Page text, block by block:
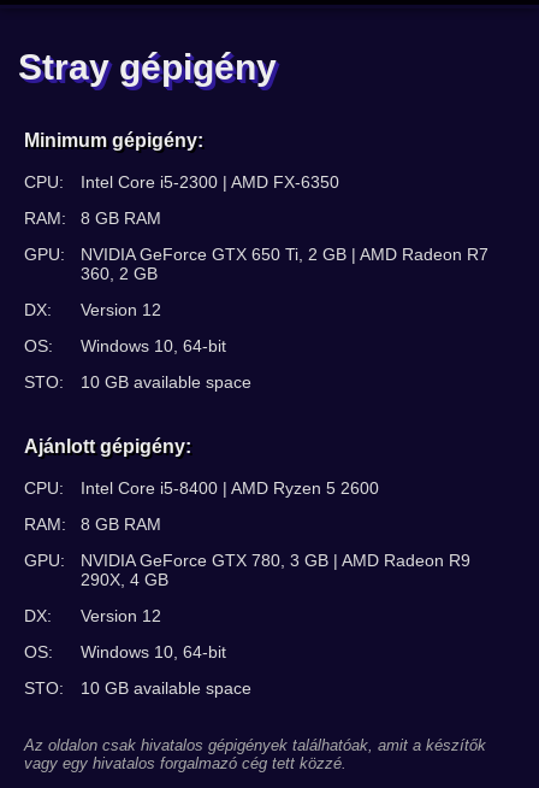
Stray gépigény
Minimum gépigény:
CPU:
Intel Core i5-2300 | AMD FX-6350
RAM:
8 GB RAM
GPU:
NVIDIA GeForce GTX 650 Ti, 2 GB | AMD Radeon R7
360, 2 GB
DX:
Version 12
OS:
Windows 10, 64-bit
STO:
10 GB available space
Ajánlott gépigény:
CPU:
Intel Core i5-8400 | AMD Ryzen 5 2600
RAM:
8 GB RAM
GPU:
NVIDIA GeForce GTX 780, 3 GB | AMD Radeon R9
290X, 4 GB
DX:
Version 12
OS:
Windows 10, 64-bit
STO:
10 GB available space
Az oldalon csak hivatalos gépigények találhatóak, amit a készítők
vagy egy hivatalos forgalmazó cég tett közzé.